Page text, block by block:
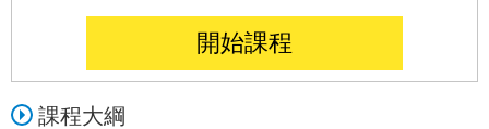
開始課程
課程大綱
正在上 第五堂：一定要有永保安康的良藥！